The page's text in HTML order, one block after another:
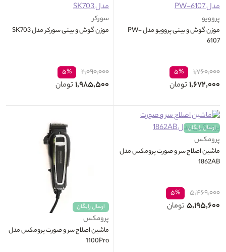
پروویو
موزن گوش و بینی پروویو مدل PW-
6107
۱,۷۶۰,۰۰۰ ۵%
۱,۶۷۲,۰۰۰ تومان
سورکر
موزن گوش و بینی سورکر مدل SK703
۲,۰۹۰,۰۰۰ ۵%
۱,۹۸۵,۵۰۰ تومان
ارسال رایگان
پرومکس
ماشین اصلاح سر و صورت پرومکس مدل
1862AB
۵,۴۶۹,۰۰۰ ۵%
۵,۱۹۵,۶۰۰ تومان ارسال رایگان
پرومکس
ماشین اصلاح سر و صورت پرومکس مدل
1100Pro